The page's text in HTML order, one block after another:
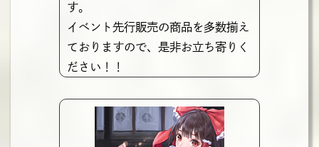
す。
イベント先行販売の商品を多数揃え
ておりますので、是非お立ち寄りく
ださい！！